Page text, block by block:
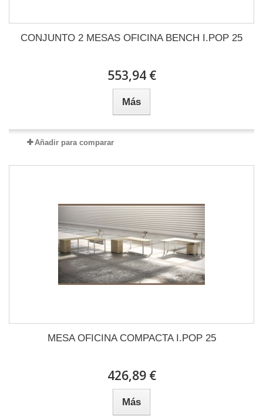
CONJUNTO 2 MESAS OFICINA BENCH I.POP 25
553,94 €
Más
Añadir para comparar
MESA OFICINA COMPACTA I.POP 25
426,89 €
Más